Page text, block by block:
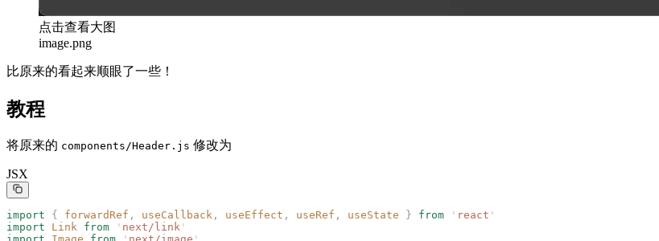
点击查看大图
image.png
比原来的看起来顺眼了一些！
教程
将原来的 components/Header.js 修改为
JSX
import { forwardRef , useCallback , useEffect , useRef , useState } from ' react '
import Link from ' next/link '